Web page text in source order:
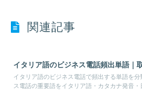
関連記事
イタリア語のビジネス電話頻出単語｜
イタリア語のビジネス電話で頻出する単語を
ス電話の重要語をイタリア語・カタカナ発音